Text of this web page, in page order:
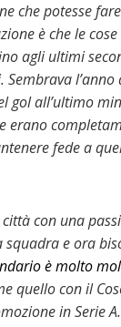
che potesse
è che le
agli ultimi
l’anno
gol all’ultimo
erano
fede a
con una
e ora
è molto
quello con il
in Serie